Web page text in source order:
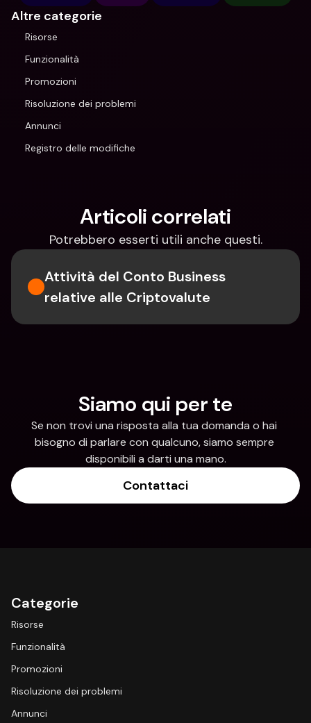
Altre categorie
Risorse
Funzionalità
Promozioni
Risoluzione dei problemi
Annunci
Registro delle modifiche
Articoli correlati
Potrebbero esserti utili anche questi.
Attività del Conto Business
relative alle Criptovalute
Siamo qui per te
Se non trovi una risposta alla tua domanda o hai
bisogno di parlare con qualcuno, siamo sempre
disponibili a darti una mano.
Contattaci
Categorie
Risorse
Funzionalità
Promozioni
Risoluzione dei problemi
Annunci